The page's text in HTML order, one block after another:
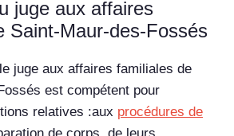
juge aux affaires
Saint-Maur-des-Fossés
juge aux affaires familiales de
est compétent pour
relatives :aux procédures de